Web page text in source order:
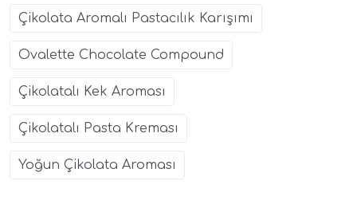
Çikolata Aromalı Pastacılık Karışımı
Ovalette Chocolate Compound
Çikolatalı Kek Aroması
Çikolatalı Pasta Kreması
Yoğun Çikolata Aroması